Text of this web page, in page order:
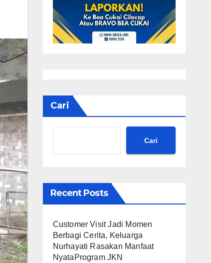
Cari
Cari
Recent Posts
Customer Visit Jadi Momen
Berbagi Cerita, Keluarga
Nurhayati Rasakan Manfaat
NyataProgram JKN